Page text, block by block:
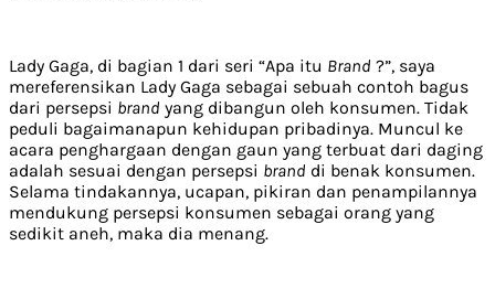
Lady Gaga, di bagian 1 dari seri “Apa itu Brand ?”, saya
mereferensikan Lady Gaga sebagai sebuah contoh bagus
dari persepsi brand yang dibangun oleh konsumen. Tidak
peduli bagaimanapun kehidupan pribadinya. Muncul ke
acara penghargaan dengan gaun yang terbuat dari daging
adalah sesuai dengan persepsi brand di benak konsumen.
Selama tindakannya, ucapan, pikiran dan penampilannya
mendukung persepsi konsumen sebagai orang yang
sedikit aneh, maka dia menang.